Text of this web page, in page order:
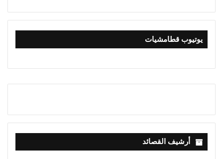
يوتيوب قطامشيات
أرشيف القصائد